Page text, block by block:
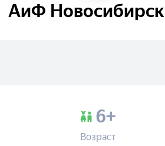
АиФ Новосибирск
6+
Возраст